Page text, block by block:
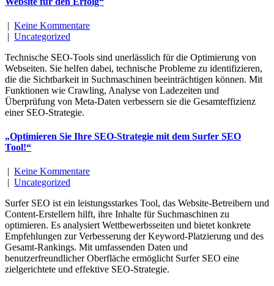
| Keine Kommentare
| Uncategorized
Technische SEO-Tools sind unerlässlich für die Optimierung von
Webseiten. Sie helfen dabei, technische Probleme zu identifizieren,
die die Sichtbarkeit in Suchmaschinen beeinträchtigen können. Mit
Funktionen wie Crawling, Analyse von Ladezeiten und
Überprüfung von Meta-Daten verbessern sie die Gesamteffizienz
einer SEO-Strategie.
„Optimieren Sie Ihre SEO-Strategie mit dem Surfer SEO
Tool!“
| Keine Kommentare
| Uncategorized
Surfer SEO ist ein leistungsstarkes Tool, das Website-Betreibern und
Content-Erstellern hilft, ihre Inhalte für Suchmaschinen zu
optimieren. Es analysiert Wettbewerbsseiten und bietet konkrete
Empfehlungen zur Verbesserung der Keyword-Platzierung und des
Gesamt-Rankings. Mit umfassenden Daten und
benutzerfreundlicher Oberfläche ermöglicht Surfer SEO eine
zielgerichtete und effektive SEO-Strategie.